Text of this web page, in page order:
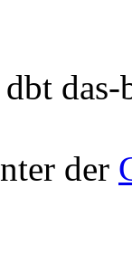
das-
der